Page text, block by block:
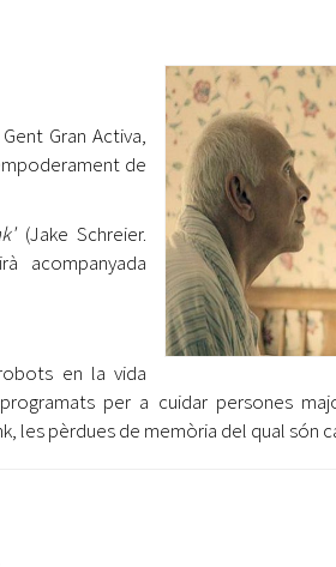
Pla de
i dona el
veure
Entitats
Equipaments
Mercats
Webs
Gran Activa,
de
(Jake Schreier.
acompanyada
en la vida
per a cuidar persones
les pèrdues de memòria del qual són